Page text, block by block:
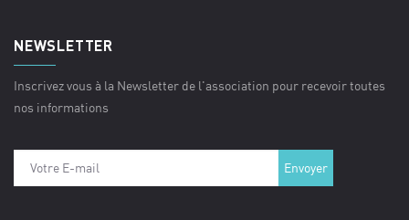
NEWSLETTER
Inscrivez vous à la Newsletter de l'association pour recevoir toutes
nos informations